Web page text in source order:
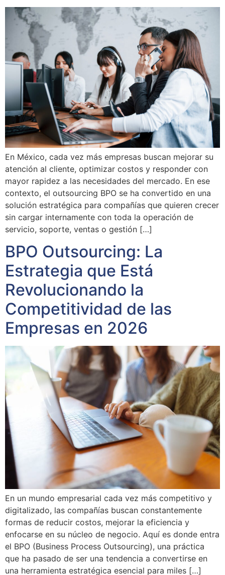
En México, cada vez más empresas buscan mejorar su
atención al cliente, optimizar costos y responder con
mayor rapidez a las necesidades del mercado. En ese
contexto, el outsourcing BPO se ha convertido en una
solución estratégica para compañías que quieren crecer
sin cargar internamente con toda la operación de
servicio, soporte, ventas o gestión […]
BPO Outsourcing: La
Estrategia que Está
Revolucionando la
Competitividad de las
Empresas en 2026
En un mundo empresarial cada vez más competitivo y
digitalizado, las compañías buscan constantemente
formas de reducir costos, mejorar la eficiencia y
enfocarse en su núcleo de negocio. Aquí es donde entra
el BPO (Business Process Outsourcing), una práctica
que ha pasado de ser una tendencia a convertirse en
una herramienta estratégica esencial para miles […]